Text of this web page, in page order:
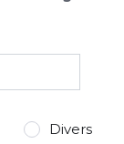
Divers